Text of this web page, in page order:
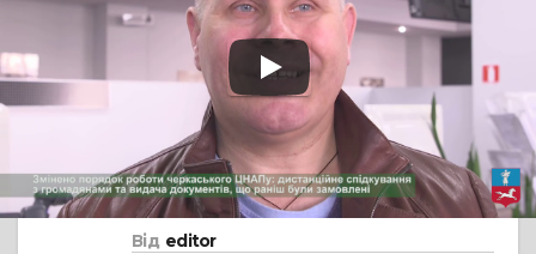
Режим роботи
Черкаського ЦНАПу
на період карантину
змінено
Від editor